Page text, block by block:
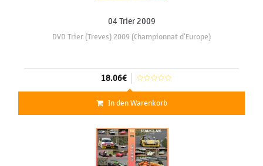
04 Trier 2009
DVD Trier (Treves) 2009 (Championnat d'Europe)
18.06€
In den Warenkorb